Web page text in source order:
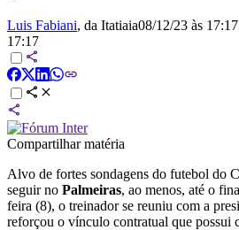
Luis Fabiani, da Itatiaia08/12/23 às 17:17
17:17
Compartilhar matéria
Alvo de fortes sondagens do futebol do
seguir no Palmeiras, ao menos, até o
feira (8), o treinador se reuniu com a
reforçou o vínculo contratual que possui